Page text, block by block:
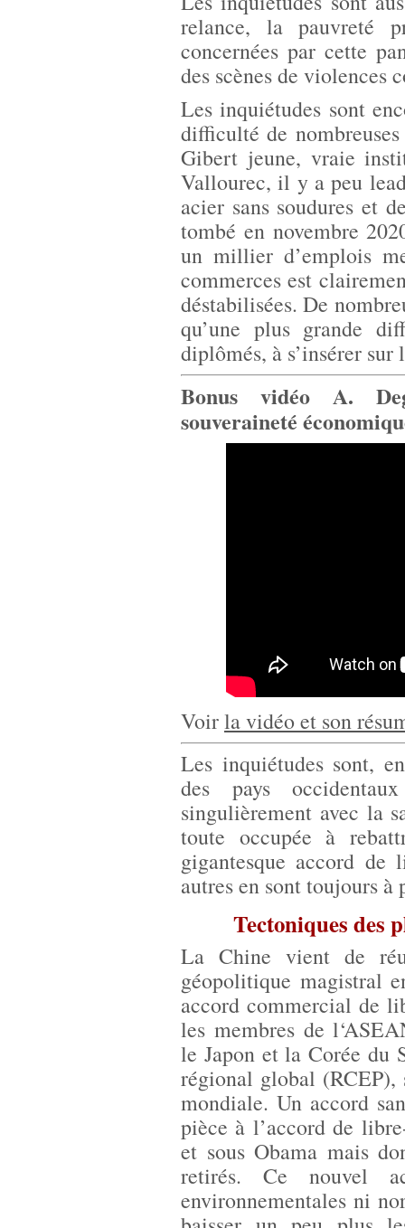
relance, la pauvreté
concernées par cette
des scènes de violences
Les inquiétudes sont
difficulté de
Gibert jeune, vraie
Vallourec, il y a peu
acier sans soudures et
tombé en novembre
un millier d’emplois
commerces est
déstabilisées. De
qu’une plus grande
diplômés, à s’insérer
Bonus vidéo A.
souveraineté
Voirla vidéo et son
Les inquiétudes sont,
des pays
singulièrement avec la
toute occupée à
gigantesque accord de
autres en sont toujours à
Tectoniques des
La Chine vient de
géopolitique magistral
accord commercial de
les membres de
le Japon et la Corée du
régional global
mondiale. Un accord
pièce à l’accord de
et sous Obama mais
retirés. Ce nouvel
environnementales ni